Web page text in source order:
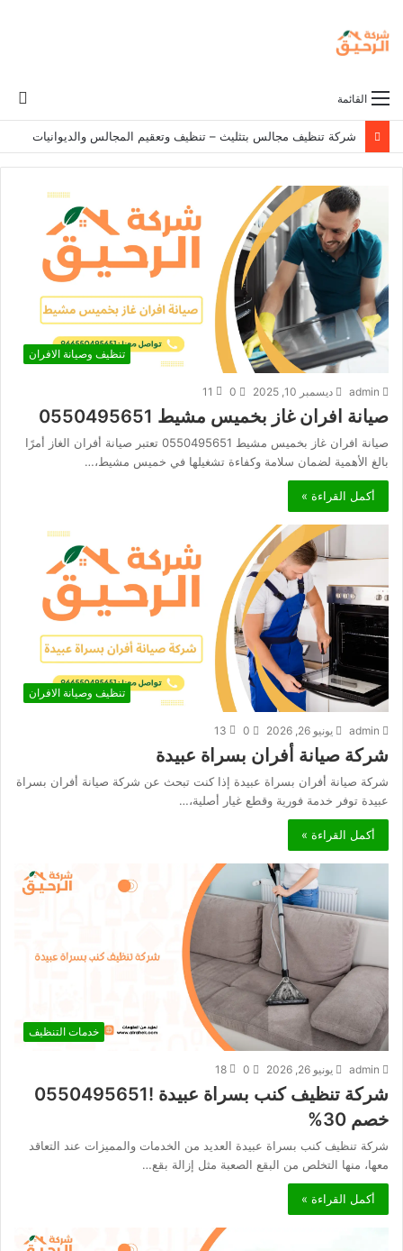
القائمة
شركة تنظيف سجاد بتثليث – غسيل وتنظيف جميع أنواع السجاد
تنظيف وصيانة الافران
admin ديسمبر 10, 2025 0
11
صيانة افران غاز بخميس مشيط 0550495651
صيانة افران غاز بخميس مشيط 0550495651 تعتبر صيانة أفران الغاز أمرًا
بالغ الأهمية لضمان سلامة وكفاءة تشغيلها في خميس مشيط،…
أكمل القراءة »
تنظيف وصيانة الافران
admin يونيو 26, 2026 0
13
شركة صيانة أفران بسراة عبيدة
شركة صيانة أفران بسراة عبيدة إذا كنت تبحث عن شركة صيانة أفران بسراة
عبيدة توفر خدمة فورية وقطع غيار أصلية،…
أكمل القراءة »
خدمات التنظيف
admin يونيو 26, 2026 0
18
شركة تنظيف كنب بسراة عبيدة !0550495651
خصم 30%
شركة تنظيف كنب بسراة عبيدة العديد من الخدمات والمميزات عند التعاقد
معها، منها التخلص من البقع الصعبة مثل إزالة بقع…
أكمل القراءة »